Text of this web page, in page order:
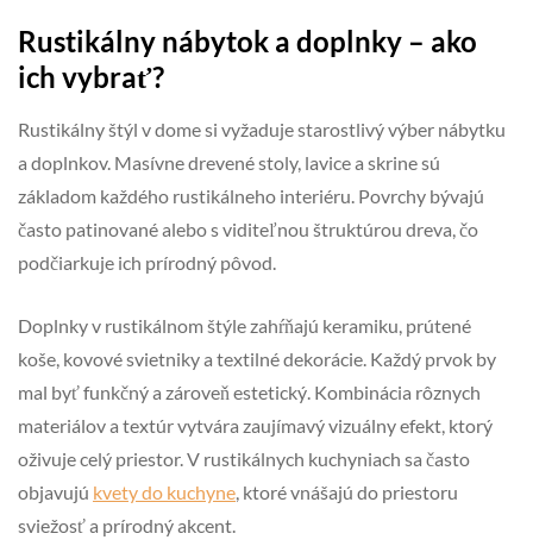
Rustikálny nábytok a doplnky – ako
ich vybrať?
Rustikálny štýl v dome si vyžaduje starostlivý výber nábytku
a doplnkov. Masívne drevené stoly, lavice a skrine sú
základom každého rustikálneho interiéru. Povrchy bývajú
často patinované alebo s viditeľnou štruktúrou dreva, čo
podčiarkuje ich prírodný pôvod.
Doplnky v rustikálnom štýle zahŕňajú keramiku, prútené
koše, kovové svietniky a textilné dekorácie. Každý prvok by
mal byť funkčný a zároveň estetický. Kombinácia rôznych
materiálov a textúr vytvára zaujímavý vizuálny efekt, ktorý
oživuje celý priestor. V rustikálnych kuchyniach sa často
objavujú kvety do kuchyne, ktoré vnášajú do priestoru
sviežosť a prírodný akcent.